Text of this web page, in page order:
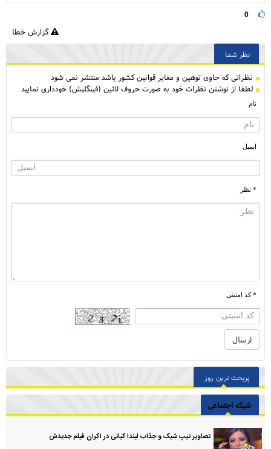
0
گزارش خطا
نظر شما
نظراتی كه حاوی توهین و مغایر قوانین کشور باشد منتشر نمی شود
لطفا از نوشتن نظرات خود به صورت حروف لاتین (فینگلیش) خودداری نمایید
نام
ایمیل
* نظر
* کد امنیتی
پربحث ترین روز
شبکه اجتماعی
تصاویر تیپ شیک و جذاب لیندا کیانی در اکران فیلم جدیدش